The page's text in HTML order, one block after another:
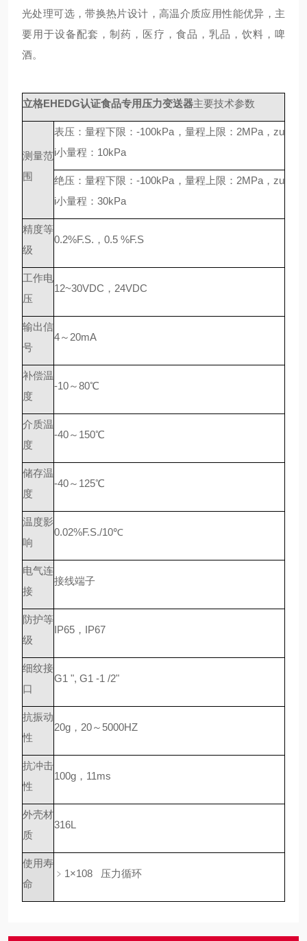
光处理可选，带换热片设计，高温介质应用性能优异，主
要用于设备配套，制药，医疗，食品，乳品，饮料，啤
酒。
立格EHEDG认证食品专用压力变送器主要技术参数
测量范
围
表压：量程下限：-100kPa，量程上限：2MPa，zu
i小量程：10kPa
绝压：量程下限：-100kPa，量程上限：2MPa，zu
i小量程：30kPa
精度等
级
0.2%F.S.，0.5 %F.S
工作电
压
12~30VDC，24VDC
输出信
号
4～20mA
补偿温
度
-10～80℃
介质温
度
-40～150℃
储存温
度
-40～125℃
温度影
响
0.02%F.S./10℃
电气连
接
接线端子
防护等
级
IP65，IP67
细纹接
口
G1 ", G1 -1 /2"
抗振动
性
20g，20～5000HZ
抗冲击
性
100g，11ms
外壳材
质
316L
使用寿
命
﹥1×108 压力循环